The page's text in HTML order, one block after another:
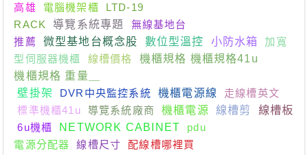
高雄
電腦機架櫃
LTD-19
RACK
導覽系統專題
無線基地台
推薦
微型基地台概念股 數位型溫控 小防水箱
加寬
型伺服器機櫃
線槽價格
機櫃規格 機櫃規格41u
機櫃規格 重量＿
壁掛架
DVR中央監控系統 機櫃電源線
走線槽英文
標準機櫃41u
導覽系統廠商 機櫃電源 線槽剪
線槽板
6u機櫃
NETWORK CABINET
pdu
電源分配器
線槽尺寸 配線槽哪裡買